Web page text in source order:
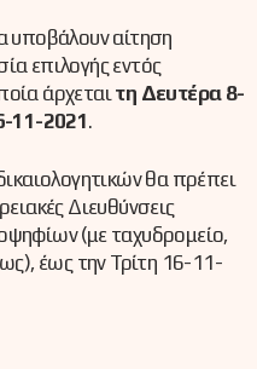
υποβάλουν αίτηση
επιλογής εντός
άρχεται τη Δευτέρα 8-
11-2021.
θα πρέπει
Διευθύνσεις
(με ταχυδρομείο,
έως την Τρίτη 16-11-